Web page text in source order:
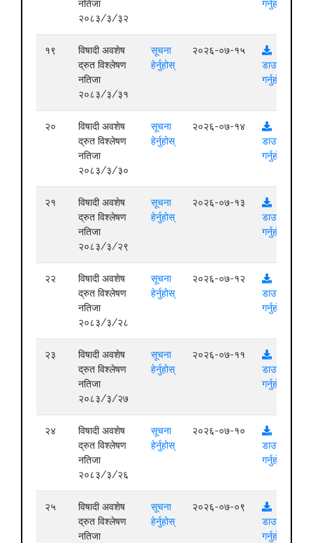
नतिजा
२०८३/३/३२
गर्नुहोस्
१९
विषादी अवशेष
द्रुत विश्लेषण
नतिजा
२०८३/३/३१
सूचना
हेर्नुहोस्
२०२६-०७-१५
डाउनलोड
गर्नुहोस्
२०
विषादी अवशेष
द्रुत विश्लेषण
नतिजा
२०८३/३/३०
सूचना
हेर्नुहोस्
२०२६-०७-१४
डाउनलोड
गर्नुहोस्
२१
विषादी अवशेष
द्रुत विश्लेषण
नतिजा
२०८३/३/२९
सूचना
हेर्नुहोस्
२०२६-०७-१३
डाउनलोड
गर्नुहोस्
२२
विषादी अवशेष
द्रुत विश्लेषण
नतिजा
२०८३/३/२८
सूचना
हेर्नुहोस्
२०२६-०७-१२
डाउनलोड
गर्नुहोस्
२३
विषादी अवशेष
द्रुत विश्लेषण
नतिजा
२०८३/३/२७
सूचना
हेर्नुहोस्
२०२६-०७-११
डाउनलोड
गर्नुहोस्
२४
विषादी अवशेष
द्रुत विश्लेषण
नतिजा
२०८३/३/२६
सूचना
हेर्नुहोस्
२०२६-०७-१०
डाउनलोड
गर्नुहोस्
२५
विषादी अवशेष
द्रुत विश्लेषण
नतिजा
सूचना
हेर्नुहोस्
२०२६-०७-०९
डाउनलोड
गर्नुहोस्